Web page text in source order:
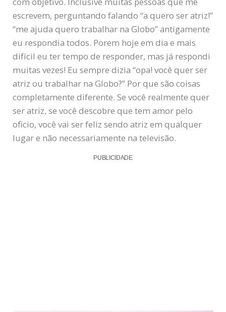
escrevem, perguntando falando “a quero ser atriz!”
“me ajuda quero trabalhar na Globo” antigamente
eu respondia todos. Porem hoje em dia e mais
difícil eu ter tempo de responder, mas já respondi
muitas vezes! Eu sempre dizia “opa! você quer ser
atriz ou trabalhar na Globo?” Por que são coisas
completamente diferente. Se você realmente quer
ser atriz, se você descobre que tem amor pelo
oficio, você vai ser feliz sendo atriz em qualquer
lugar e não necessariamente na televisão.
PUBLICIDADE